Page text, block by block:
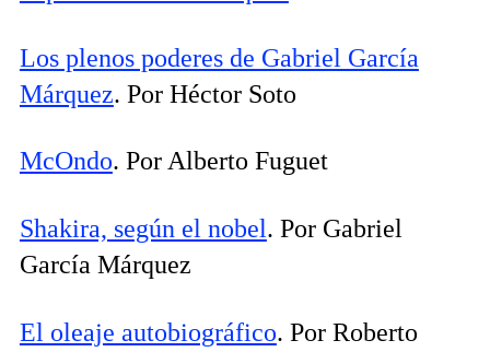
Los plenos poderes de Gabriel García
Márquez. Por Héctor Soto
McOndo. Por Alberto Fuguet
Shakira, según el nobel. Por Gabriel
García Márquez
El oleaje autobiográfico. Por Roberto